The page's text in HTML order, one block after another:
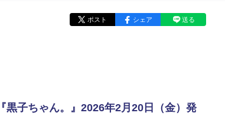
ポスト シェア 送る
子ちゃん。』2026年2月20日（金）発